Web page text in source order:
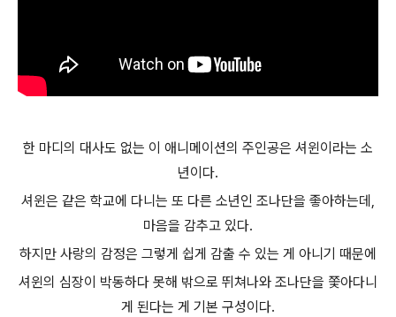
한 마디의 대사도 없는 이 애니메이션의 주인공은 셔윈이라는 소
년이다.
셔윈은 같은 학교에 다니는 또 다른 소년인 조나단을 좋아하는데,
마음을 감추고 있다.
하지만 사랑의 감정은 그렇게 쉽게 감출 수 있는 게 아니기 때문에
셔윈의 심장이 박동하다 못해 밖으로 뛰쳐나와 조나단을 쫓아다니
게 된다는 게 기본 구성이다.